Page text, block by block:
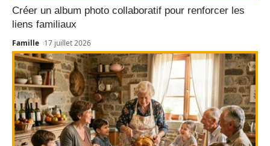
Créer un album photo collaboratif pour renforcer les
liens familiaux
Famille 17 juillet 2026